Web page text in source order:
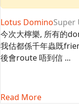
Lotus DominoSuper
今次大檸樂, 所有的
我估都係千年蟲既
後會route 唔到信 ...
Read More